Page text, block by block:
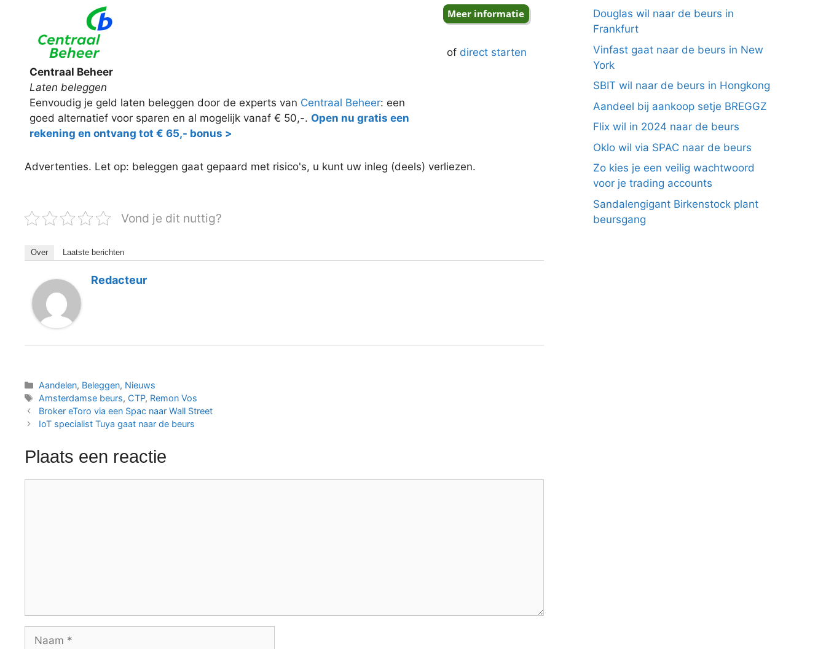
Centraal Beheer
Laten beleggen
Eenvoudig je geld laten beleggen door de experts van Centraal Beheer: een
goed alternatief voor sparen en al mogelijk vanaf € 50,-. Open nu gratis een
rekening en ontvang tot € 65,- bonus >
of direct starten
Advertenties. Let op: beleggen gaat gepaard met risico's, u kunt uw inleg (deels) verliezen.
Vond je dit nuttig?
Over Laatste berichten
Redacteur
Categorieën
Aandelen, Beleggen, Nieuws
Tags
Amsterdamse beurs, CTP, Remon Vos
Broker eToro via een Spac naar Wall Street
IoT specialist Tuya gaat naar de beurs
Plaats een reactie
Douglas wil naar de beurs in
Frankfurt
Vinfast gaat naar de beurs in New
York
SBIT wil naar de beurs in Hongkong
Aandeel bij aankoop setje BREGGZ
Flix wil in 2024 naar de beurs
Oklo wil via SPAC naar de beurs
Zo kies je een veilig wachtwoord
voor je trading accounts
Sandalengigant Birkenstock plant
beursgang